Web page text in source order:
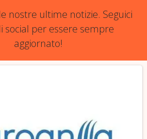
nostre ultime notizie. Seguici
social per essere sempre
aggiornato!